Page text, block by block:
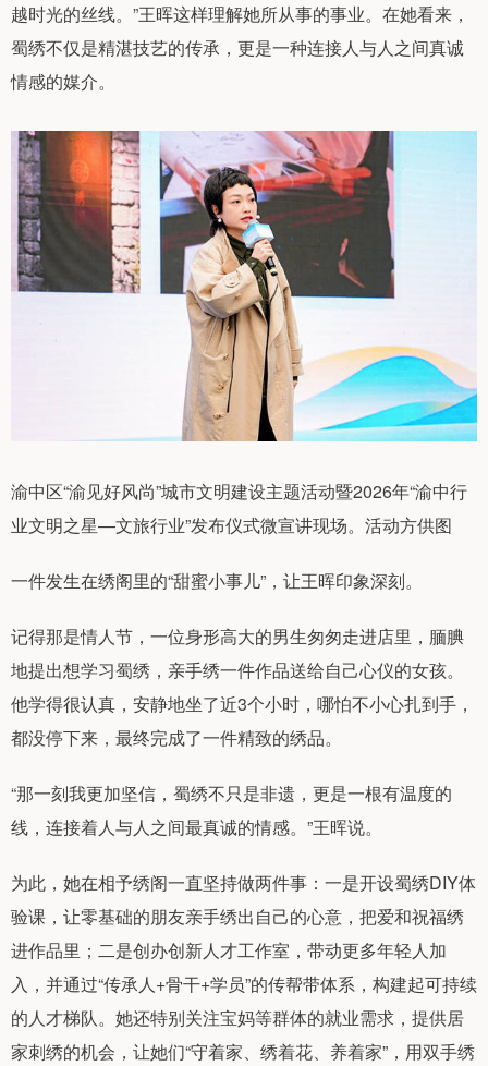
越时光的丝线。”王晖这样理解她所从事的事业。在她看来，
蜀绣不仅是精湛技艺的传承，更是一种连接人与人之间真诚
情感的媒介。
渝中区“渝见好风尚”城市文明建设主题活动暨2026年“渝中行
业文明之星—文旅行业”发布仪式微宣讲现场。活动方供图
一件发生在绣阁里的“甜蜜小事儿”，让王晖印象深刻。
记得那是情人节，一位身形高大的男生匆匆走进店里，腼腆
地提出想学习蜀绣，亲手绣一件作品送给自己心仪的女孩。
他学得很认真，安静地坐了近3个小时，哪怕不小心扎到手，
都没停下来，最终完成了一件精致的绣品。
“那一刻我更加坚信，蜀绣不只是非遗，更是一根有温度的
线，连接着人与人之间最真诚的情感。”王晖说。
为此，她在相予绣阁一直坚持做两件事：一是开设蜀绣DIY体
验课，让零基础的朋友亲手绣出自己的心意，把爱和祝福绣
进作品里；二是创办创新人才工作室，带动更多年轻人加
入，并通过“传承人+骨干+学员”的传帮带体系，构建起可持续
的人才梯队。她还特别关注宝妈等群体的就业需求，提供居
家刺绣的机会，让她们“守着家、绣着花、养着家”，用双手绣